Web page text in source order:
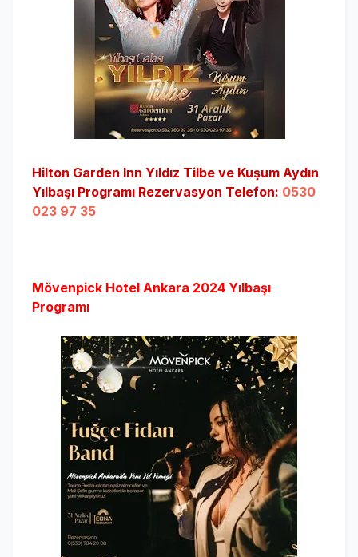
Hilton Garden Inn Yıldız Tilbe ve Kuşum Aydın
Yılbaşı Programı Rezervasyon Telefon: 0530
023 97 35
Mövenpick Hotel Ankara 2024 Yılbaşı
Programı